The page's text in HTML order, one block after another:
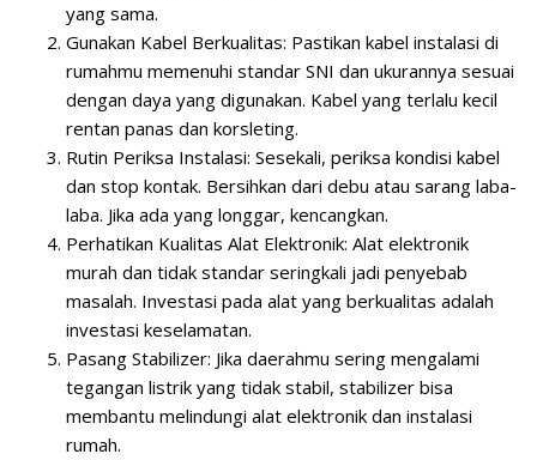
yang sama.
Gunakan Kabel Berkualitas: Pastikan kabel instalasi di
rumahmu memenuhi standar SNI dan ukurannya sesuai
dengan daya yang digunakan. Kabel yang terlalu kecil
rentan panas dan korsleting.
Rutin Periksa Instalasi: Sesekali, periksa kondisi kabel
dan stop kontak. Bersihkan dari debu atau sarang laba-
laba. Jika ada yang longgar, kencangkan.
Perhatikan Kualitas Alat Elektronik: Alat elektronik
murah dan tidak standar seringkali jadi penyebab
masalah. Investasi pada alat yang berkualitas adalah
investasi keselamatan.
Pasang Stabilizer: Jika daerahmu sering mengalami
tegangan listrik yang tidak stabil, stabilizer bisa
membantu melindungi alat elektronik dan instalasi
rumah.